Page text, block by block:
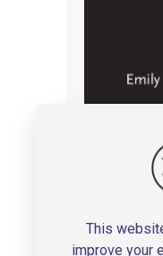
Esports
تومان
This
improve your